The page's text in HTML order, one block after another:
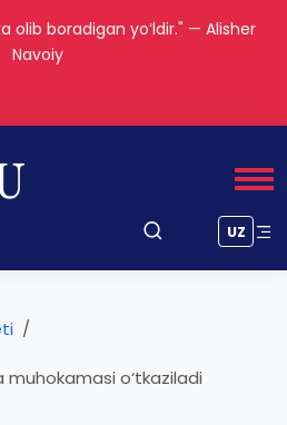
olib boradigan yoʻldir." — Alisher
Navoiy
UZ
o‘tkaziladi